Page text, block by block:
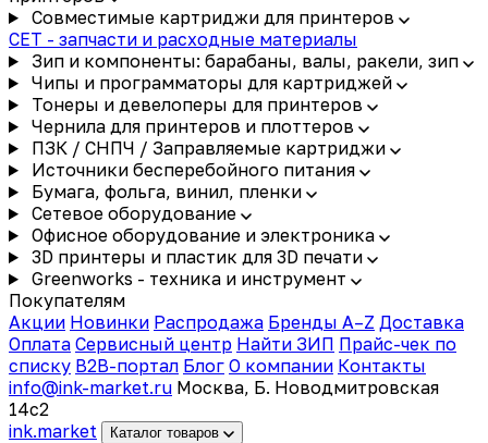
Совместимые картриджи для принтеров
CET - запчасти и расходные материалы
Зип и компоненты: барабаны, валы, ракели, зип
Чипы и программаторы для картриджей
Тонеры и девелоперы для принтеров
Чернила для принтеров и плоттеров
ПЗК / СНПЧ / Заправляемые картриджи
Источники бесперебойного питания
Бумага, фольга, винил, пленки
Сетевое оборудование
Офисное оборудование и электроника
3D принтеры и пластик для 3D печати
Greenworks - техника и инструмент
Покупателям
Акции Новинки Распродажа Бренды A–Z Доставка
Оплата Сервисный центр Найти ЗИП Прайс-чек по
списку B2B-портал Блог О компании Контакты
info@ink-market.ru Москва, Б. Новодмитровская
14с2
ink.market Каталог товаров